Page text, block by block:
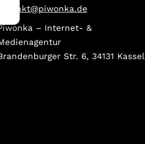
kontakt@piwonka.de
– Internet- &
Str. 6, 34131 Kassel